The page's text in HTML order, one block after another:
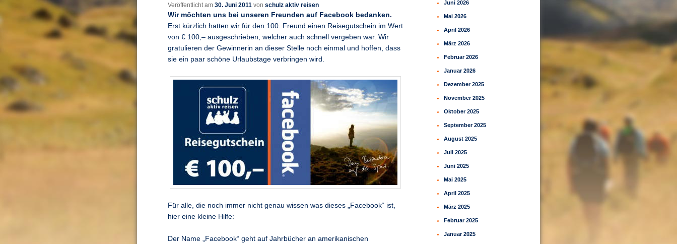
Veröffentlicht am 30. Juni 2011 von schulz aktiv reisen
Wir möchten uns bei unseren Freunden auf Facebook bedanken.
Erst kürzlich hatten wir für den 100. Freund einen Reisegutschein im Wert
von € 100,– ausgeschrieben, welcher auch schnell vergeben war. Wir
gratulieren der Gewinnerin an dieser Stelle noch einmal und hoffen, dass
sie ein paar schöne Urlaubstage verbringen wird.
Für alle, die noch immer nicht genau wissen was dieses „Facebook“ ist,
hier eine kleine Hilfe:
Der Name „Facebook“ geht auf Jahrbücher an amerikanischen
Juni 2026
Mai 2026
April 2026
März 2026
Februar 2026
Januar 2026
Dezember 2025
November 2025
Oktober 2025
September 2025
August 2025
Juli 2025
Juni 2025
Mai 2025
April 2025
März 2025
Februar 2025
Januar 2025